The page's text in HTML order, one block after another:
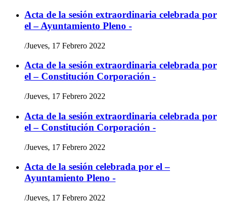
Acta de la sesión extraordinaria celebrada por
el – Ayuntamiento Pleno -
/Jueves, 17 Febrero 2022
Acta de la sesión extraordinaria celebrada por
el – Constitución Corporación -
/Jueves, 17 Febrero 2022
Acta de la sesión extraordinaria celebrada por
el – Constitución Corporación -
/Jueves, 17 Febrero 2022
Acta de la sesión celebrada por el –
Ayuntamiento Pleno -
/Jueves, 17 Febrero 2022